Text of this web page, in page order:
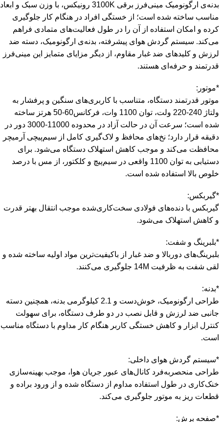
بدنه‌ی ارگونومیک مینی‌فرز برقی 3100K رونیکس، با وزن سبک و ابعاد
مناسب ساخته شده است؛ از خستگی افراد در هنگام کار جلوگیری
کرده و امکان استفاده از آن را در طول فعالیت‌های متمادی فراهم
می‌کند. سیستم گردش هوای پیشرفته، بدنه‌ی ارگونومیک، دسته‌ ضد
لرزش و کلیدهای ضد غبار مقاوم، از دیگر مزایای متمایز این مینی‌فرز
قدرتمند و حرفه‌ای هستند.
*موتور:
موتور قدرتمند دستگاه، متناسب با کاربری‌های سنگین و پرفشار به
ولتاژ 240-220 ولت، توان 1100 وات، فرکانس60-50 هرتز ساخته
شده است؛ سرعت آن در حالت آزاد در محدوده‌ 11000-3000 دور در
دقیقه قرار دارد؛ نخ‌های محافظ و لاک‌گیری کامل از سیم‌پیچی آرمیچر
محافظت می‌کند و موجب کاهش استهلاک دستگاه می‌شود. برای
دستیابی به توان 1100 واقعی در سیم‌پیچ و کلکتور، از مس با درصد
خلوص بالا استفاده شده است.
*گیربکس:
گیربکس با دنده‌های فولادی سخت‌کاری‌شده موجب انتقال بهتر قدرت
و کاهش استهلاک می‌شود.
*بلبرینگ و شفت:
بلبرینگ‌های دوربالا و ضد غبار از باکیفیت‌ترین مواد اولیه ساخته شده و
لقی شفت به ظرفیت 14M جلوگیری می‌کنند.
*بدنه:
طراحی ارگونومیک، خوش‌دست و 2.1 کیلوگرمی بدنه، همچنین دسته‌
جانبی ضد لرزش و قابل نصب در دو طرف دستگاه، برای سهولت
کنترل ابزار و کاهش خستگی کاربر هنگام کار مداوم با دستگاه مناسب
است.
*سیستم گردش هوای داخلی:
طراحی منحصربه‌فرد کانال‌های عبور جریان هوا، موجب بهینه‌سازی
خنک‌کاری در طول استفاده‌ مداوم از دستگاه شده و از ورود براده و
قطعات ریز به موتور جلوگیری می‌کند.
*صفحه‌ برش: